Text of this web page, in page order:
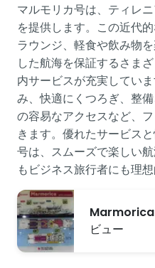
マルモリカ号は、ティレ
を提供します。この近代
ラウンジ、軽食や飲み物
した航海を保証するさま
内サービスが充実してい
み、快適にくつろぎ、整
の容易なアクセスなど、
きます。優れたサービス
号は、スムーズで楽しい
もビジネス旅行者にも理想
Marmorica
ビュー